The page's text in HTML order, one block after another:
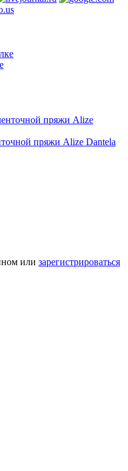
пряжи Alize Dantela
или зарегистрироваться